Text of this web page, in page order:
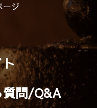
ージ
質問/Q&A